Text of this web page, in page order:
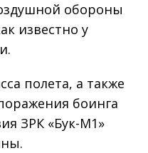
обороны
известно у
полета, а также
боинга
ЗРК «Бук-М1»